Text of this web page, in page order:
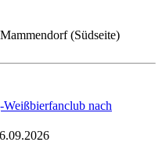
(Südseite)
nach